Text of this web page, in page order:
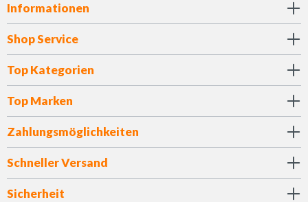
Informationen
Shop Service
Top Kategorien
Top Marken
Zahlungsmöglichkeiten
Schneller Versand
Sicherheit